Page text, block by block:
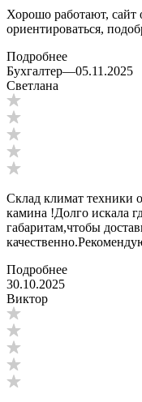
Хорошо работают, сайт
ориентироваться,
Подробнее
Бухгалтер—05.11.2025
Светлана
Склад климат техники
камина !Долго искала
габаритам,чтобы
Подробнее
30.10.2025
Виктор